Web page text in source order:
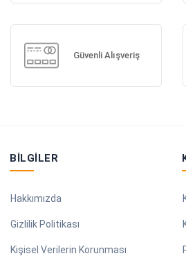
Güvenli Alışveriş
BILGILER
Hakkımızda
Gizlilik Politikası
Kişisel Verilerin Korunması